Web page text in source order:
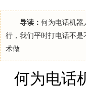
导读： 何为电话机器
行，我们平时打电话不
术做
何为电话